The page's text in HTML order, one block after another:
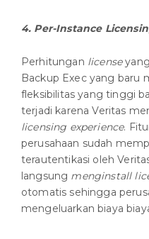
4. Per-Instance
Perhitungan license
Backup Exec yang baru
fleksibilitas yang tinggi
terjadi karena Veritas
licensing experience.
perusahaan sudah
terautentikasi oleh
langsung menginstall
otomatis sehingga
mengeluarkan biaya